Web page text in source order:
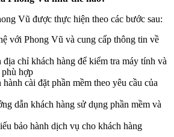
Vũ được thực hiện theo các bước sau:
với Phong Vũ và cung cấp thông tin về
chỉ khách hàng để kiểm tra máy tính và
hợp
cài đặt phần mềm theo yêu cầu của
dẫn khách hàng sử dụng phần mềm và
bảo hành dịch vụ cho khách hàng